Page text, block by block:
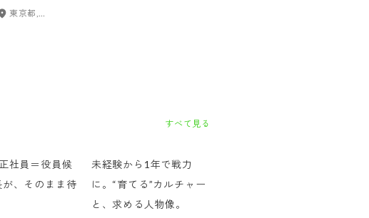
手企業
！！
東京都, フルリモート
すべて見る
社員＝役員候
が、そのまま待
未経験から1年で戦力
に。“育てる”カルチャー
と、求める人物像。